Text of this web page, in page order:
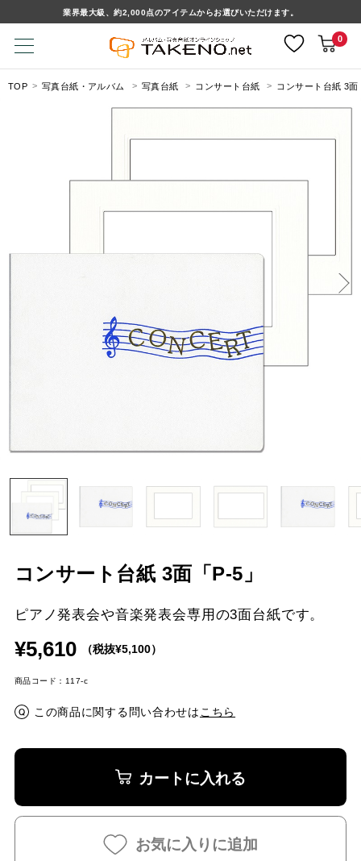
業界最大級、約2,000点のアイテムからお選びいただけます。
0
TOP 写真台紙・アルバム 写真台紙 コンサート台紙 コンサート台紙 3面
コンサート台紙 3面「P-5」
ピアノ発表会や音楽発表会専用の3面台紙です。
¥5,610 （税抜¥5,100）
商品コード：117-c
この商品に関する問い合わせはこちら
カートに入れる
お気に入りに追加